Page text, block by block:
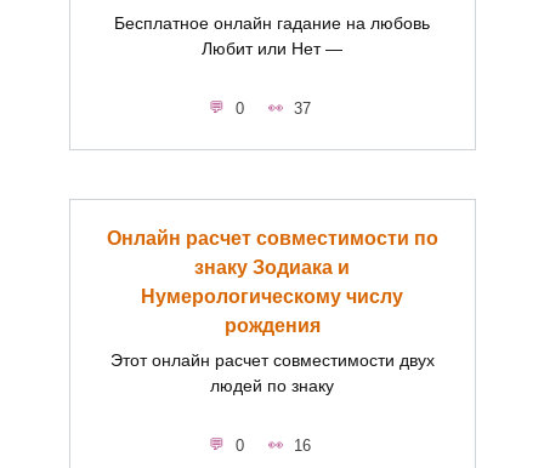
Бесплатное онлайн гадание на любовь
Любит или Нет —
0 37
Онлайн расчет совместимости по
знаку Зодиака и
Нумерологическому числу
рождения
Этот онлайн расчет совместимости двух
людей по знаку
0 16